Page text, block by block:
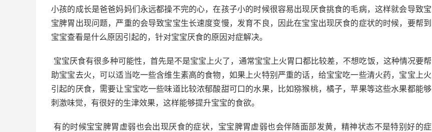
小孩的成长是爸爸妈妈们永远都操不完的心，在孩子小的时候很容易出现厌食挑食的毛病，这样就会导致宝
宝脾胃出现问题，严重的会导致宝宝生长速度变慢，发育不良，因此在宝宝出现厌食的症状的时候，要帮到
宝宝查看是什么原因引起的，针对宝宝厌食的原因对症解决。
宝宝厌食有很多种可能性，首先是不是宝宝上火了，通常宝宝上火胃口都比较差，不想吃饭，这种情况要帮
助宝宝去火，可以适当吃一些含维生素高的食物，如果上火特别严重的话，给宝宝吃一些清火药，宝宝上火
引起的厌食，需要让宝宝吃一些味道比较浓郁酸甜可口的水果，比如猕猴桃，橘子，苹果等这些水果都能够
刺激味觉，有很好的生津效果，这样能够提升宝宝的食欲。
有的时候宝宝脾胃虚弱也会出现厌食的症状，宝宝脾胃虚弱也会伴随面部发黄，精神状态不是特别好的症